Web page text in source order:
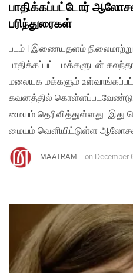
பாதிக்கப்பட்டோர்
பரிந்துரைகள்
படம் | இணையதளம் நிலைமாற்று
பாதிக்கப்பட்ட மக்களுடன்
மலையக மக்களும்
கவனத்தில்
மையம் தெரிவித்துள்ளது.
மையம் வௌியிட்டுள்ள
MAATRAM on December